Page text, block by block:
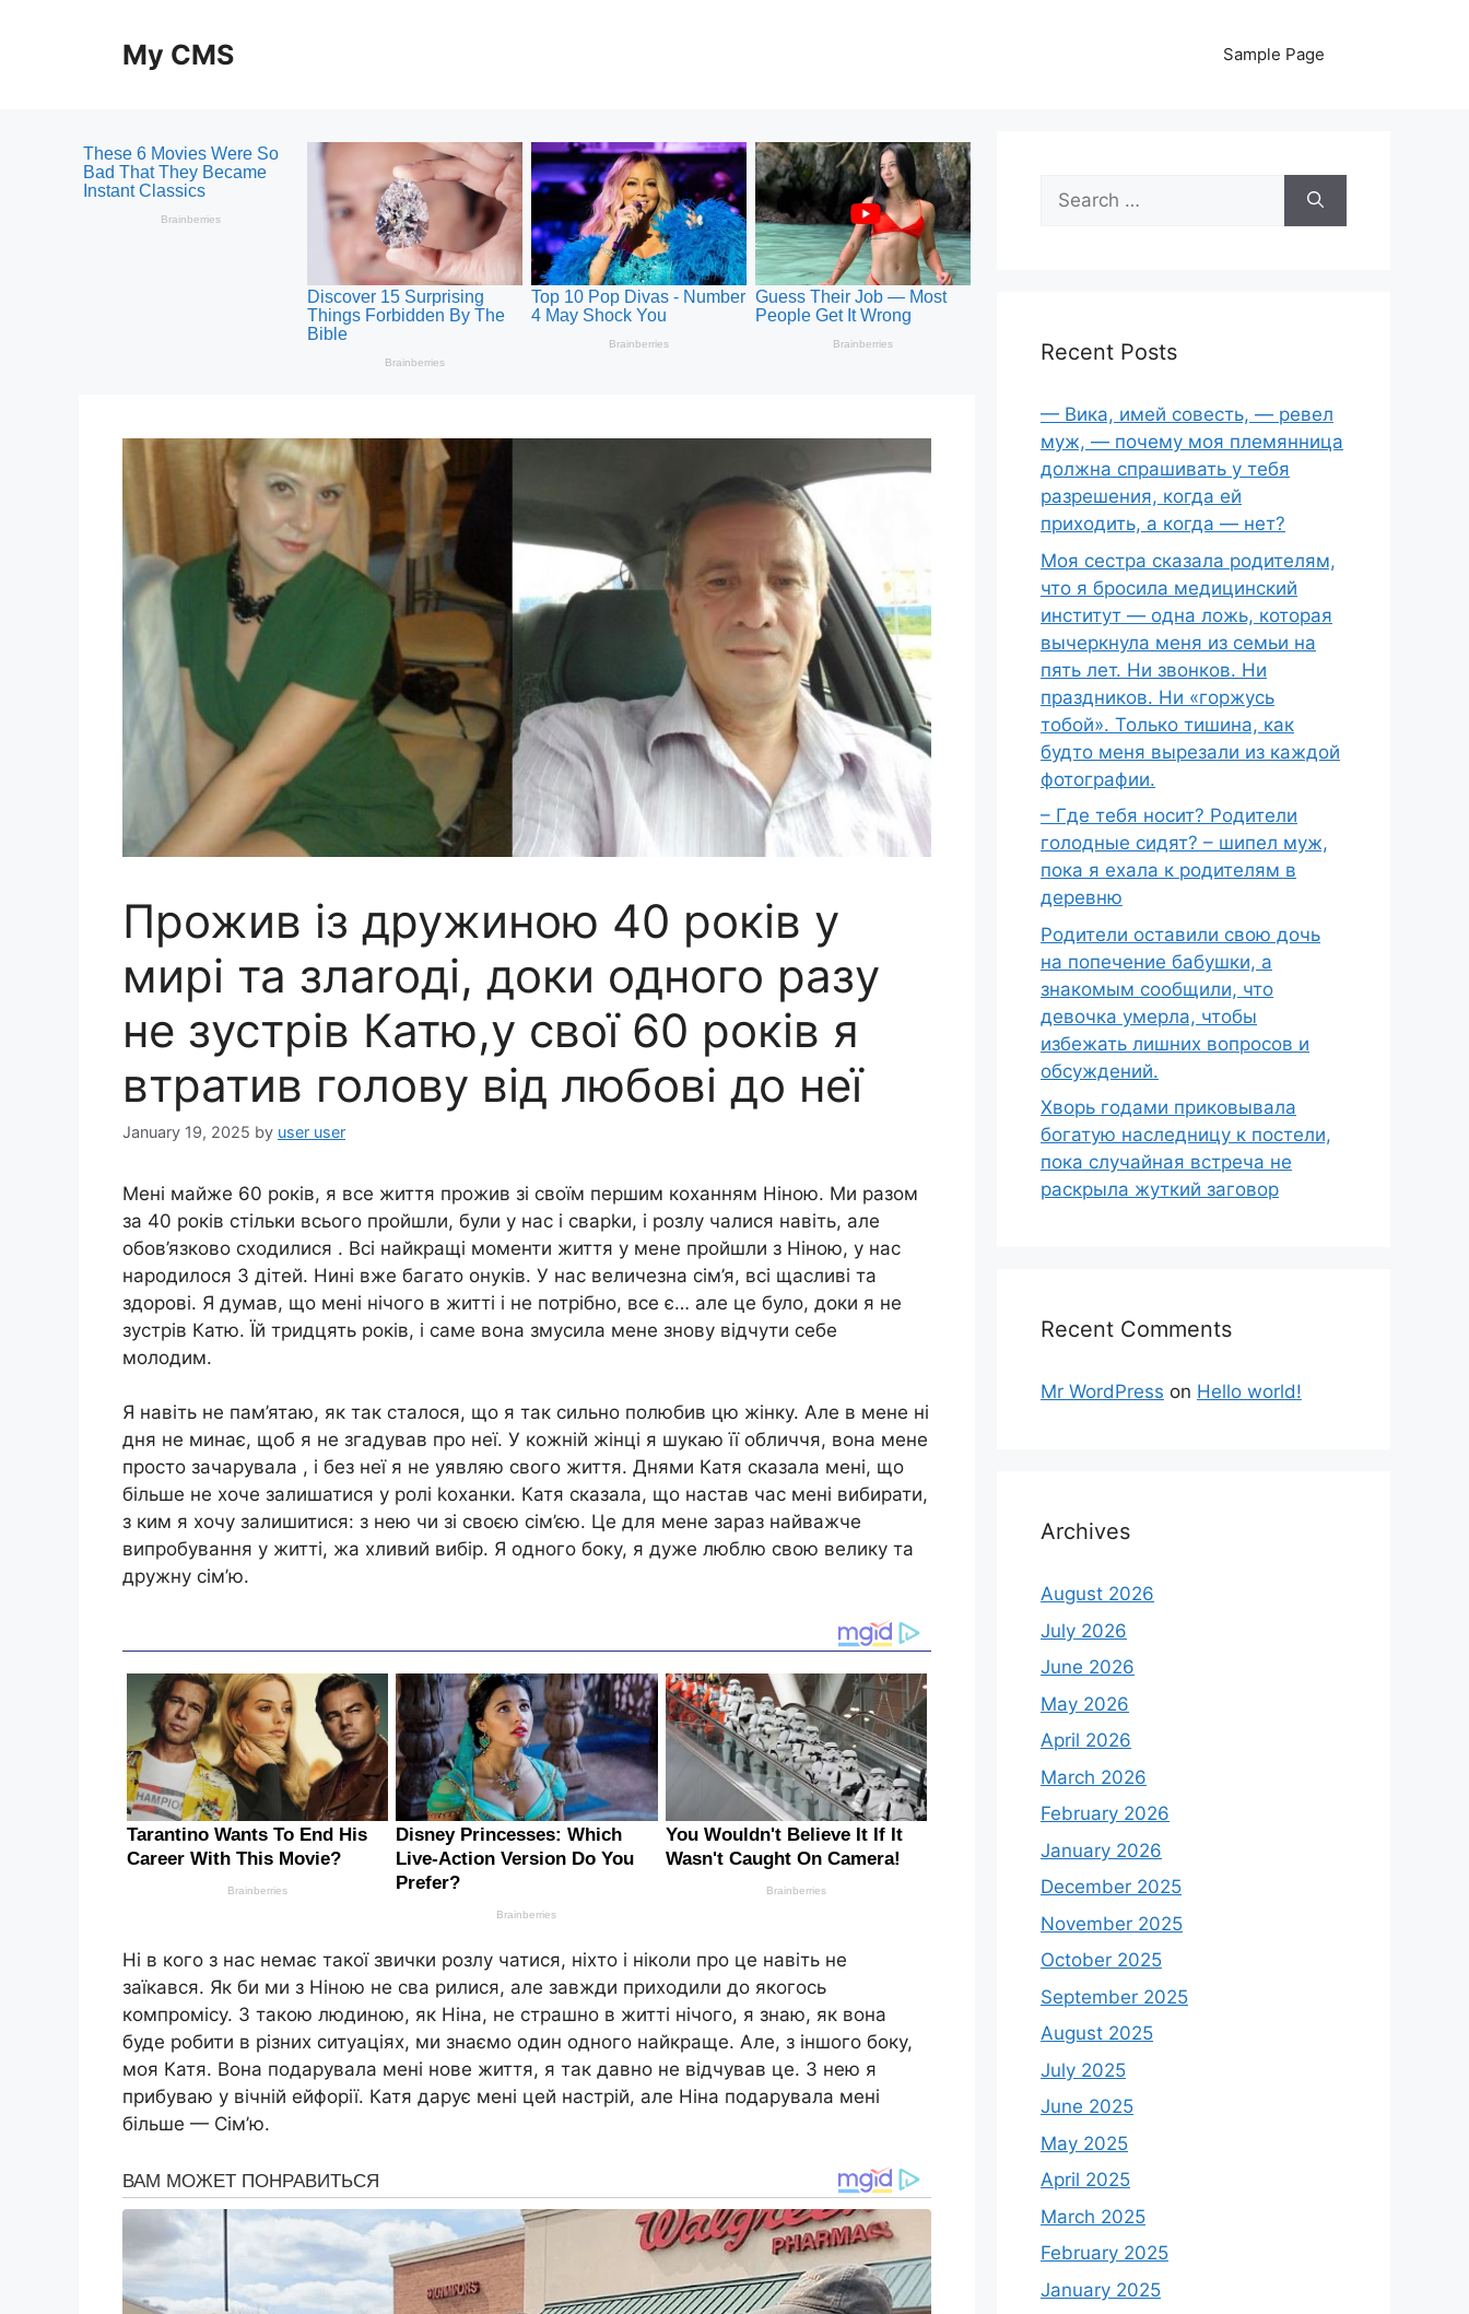
My CMS Sample Page
Прожив із дружиною 40 років у
мирі та злаrоді, доки одного разу
не зустрів Катю,у свої 60 років я
втратив голову від любові до неї
January 19, 2025 by user user
Мені майже 60 років, я все життя прожив зі своїм першим коханням Ніною. Ми разом
за 40 років стільки всього пройшли, були у нас і сварkи, і розлу чалися навіть, але
обов’язково сходилися . Всі найкращі моменти життя у мене пройшли з Ніною, у нас
народилося 3 дітей. Нині вже багато онуків. У нас величезна сім’я, всі щасливі та
здорові. Я думав, що мені нічого в житті і не потрібно, все є… але це було, доки я не
зустрів Катю. Їй тридцять років, і саме вона змусила мене знову відчути себе
молодим.
Я навіть не пам’ятаю, як так сталося, що я так сильно полюбив цю жінку. Але в мене ні
дня не минає, щоб я не згадував про неї. У кожній жінці я шукаю її обличчя, вона мене
просто зачарувала , і без неї я не уявляю свого життя. Днями Катя сказала мені, що
більше не хоче залишатися у ролі kоханки. Катя сказала, що настав час мені вибирати,
з ким я хочу залишитися: з нею чи зі своєю сім’єю. Це для мене зараз найважче
випробування у житті, жа хливий вибір. Я одного боку, я дуже люблю свою велику та
дружну сім’ю.
Ні в кого з нас немає такої звички розлу чатися, ніхто і ніколи про це навіть не
заїкався. Як би ми з Ніною не сва рилися, але завжди приходили до якогось
компромісу. З такою людиною, як Ніна, не страшно в житті нічого, я знаю, як вона
буде робити в різних ситуаціях, ми знаємо один одного найкраще. Але, з іншого боку,
моя Катя. Вона подарувала мені нове життя, я так давно не відчував це. З нею я
прибуваю у вічній ейфорії. Катя дарує мені цей настрій, але Ніна подарувала мені
більше — Сім’ю.
Search
for:
Recent Posts
— Вика, имей совесть, — ревел
муж, — почему моя племянница
должна спрашивать у тебя
разрешения, когда ей
приходить, а когда — нет?
Моя сестра сказала родителям,
что я бросила медицинский
институт — одна ложь, которая
вычеркнула меня из семьи на
пять лет. Ни звонков. Ни
праздников. Ни «горжусь
тобой». Только тишина, как
будто меня вырезали из каждой
фотографии.
– Где тебя носит? Родители
голодные сидят? – шипел муж,
пока я ехала к родителям в
деревню
Родители оставили свою дочь
на попечение бабушки, а
знакомым сообщили, что
девочка умерла, чтобы
избежать лишних вопросов и
обсуждений.
Хворь годами приковывала
богатую наследницу к постели,
пока случайная встреча не
раскрыла жуткий заговор
Recent Comments
Mr WordPress on Hello world!
Archives
August 2026
July 2026
June 2026
May 2026
April 2026
March 2026
February 2026
January 2026
December 2025
November 2025
October 2025
September 2025
August 2025
July 2025
June 2025
May 2025
April 2025
March 2025
February 2025
January 2025